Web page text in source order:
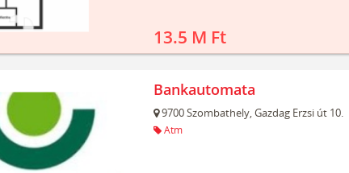
13.5 M Ft
Bankautomata
9700Szombathely,Gazdag Erzsi út 10.
Atm